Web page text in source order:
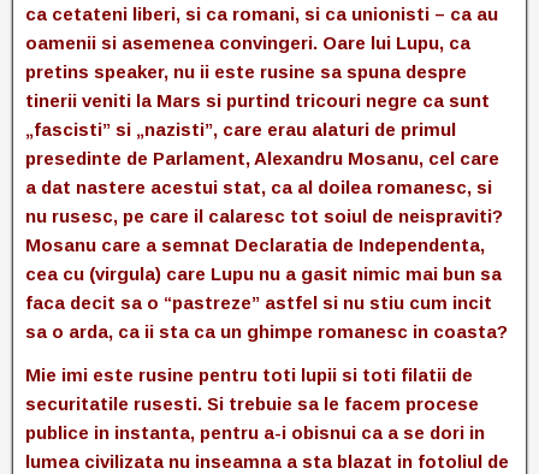
ca cetateni liberi, si ca romani, si ca unionisti – ca au
oamenii si asemenea convingeri. Oare lui Lupu, ca
pretins speaker, nu ii este rusine sa spuna despre
tinerii veniti la Mars si purtind tricouri negre ca sunt
„fascisti” si „nazisti”, care erau alaturi de primul
presedinte de Parlament, Alexandru Mosanu, cel care
a dat nastere acestui stat, ca al doilea romanesc, si
nu rusesc, pe care il calaresc tot soiul de neispraviti?
Mosanu care a semnat Declaratia de Independenta,
cea cu (virgula) care Lupu nu a gasit nimic mai bun sa
faca decit sa o “pastreze” astfel si nu stiu cum incit
sa o arda, ca ii sta ca un ghimpe romanesc in coasta?
Mie imi este rusine pentru toti lupii si toti filatii de
securitatile rusesti. Si trebuie sa le facem procese
publice in instanta, pentru a-i obisnui ca a se dori in
lumea civilizata nu inseamna a sta blazat in fotoliul de